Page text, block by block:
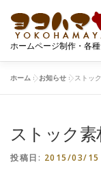
ツ
ホームページ制作・各
Tシャツデザイン
ホーム »お知らせ »ストッ
ストック素
投稿日: 2015/03/15